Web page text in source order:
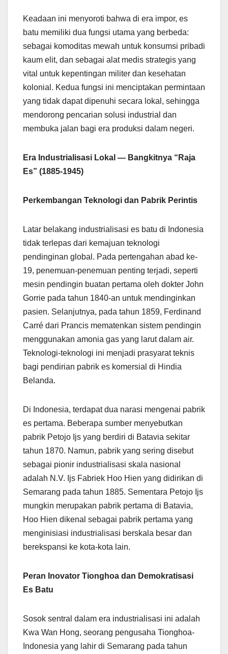
Keadaan ini menyoroti bahwa di era impor, es
batu memiliki dua fungsi utama yang berbeda:
sebagai komoditas mewah untuk konsumsi pribadi
kaum elit, dan sebagai alat medis strategis yang
vital untuk kepentingan militer dan kesehatan
kolonial. Kedua fungsi ini menciptakan permintaan
yang tidak dapat dipenuhi secara lokal, sehingga
mendorong pencarian solusi industrial dan
membuka jalan bagi era produksi dalam negeri.
Era Industrialisasi Lokal — Bangkitnya “Raja
Es” (1885-1945)
Perkembangan Teknologi dan Pabrik Perintis
Latar belakang industrialisasi es batu di Indonesia
tidak terlepas dari kemajuan teknologi
pendinginan global. Pada pertengahan abad ke-
19, penemuan-penemuan penting terjadi, seperti
mesin pendingin buatan pertama oleh dokter John
Gorrie pada tahun 1840-an untuk mendinginkan
pasien. Selanjutnya, pada tahun 1859, Ferdinand
Carré dari Prancis mematenkan sistem pendingin
menggunakan amonia gas yang larut dalam air.
Teknologi-teknologi ini menjadi prasyarat teknis
bagi pendirian pabrik es komersial di Hindia
Belanda.
Di Indonesia, terdapat dua narasi mengenai pabrik
es pertama. Beberapa sumber menyebutkan
pabrik Petojo Ijs yang berdiri di Batavia sekitar
tahun 1870. Namun, pabrik yang sering disebut
sebagai pionir industrialisasi skala nasional
adalah N.V. Ijs Fabriek Hoo Hien yang didirikan di
Semarang pada tahun 1885. Sementara Petojo Ijs
mungkin merupakan pabrik pertama di Batavia,
Hoo Hien dikenal sebagai pabrik pertama yang
menginisiasi industrialisasi berskala besar dan
berekspansi ke kota-kota lain.
Peran Inovator Tionghoa dan Demokratisasi
Es Batu
Sosok sentral dalam era industrialisasi ini adalah
Kwa Wan Hong, seorang pengusaha Tionghoa-
Indonesia yang lahir di Semarang pada tahun